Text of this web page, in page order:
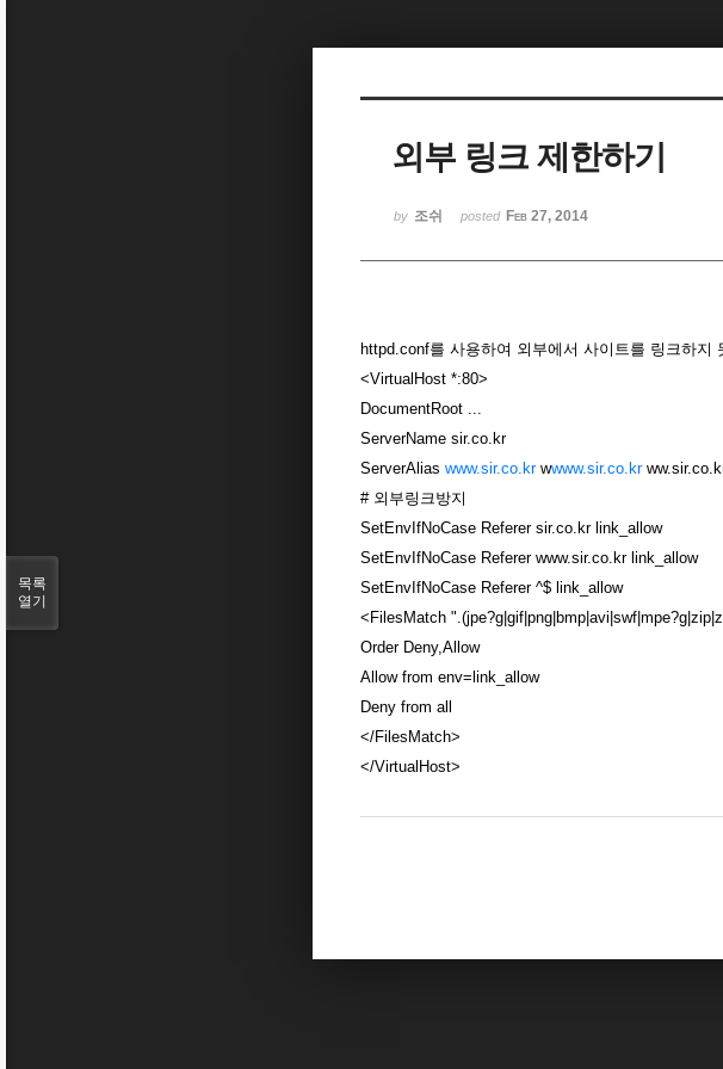
외부 링크 제한하기
by 조쉬 posted Feb 27, 2014
httpd.conf를 사용하여 외부에서 사이트를 링크하지
<VirtualHost *:80>
DocumentRoot ...
ServerName sir.co.kr
ServerAlias www.sir.co.krwwww.sir.co.kr
# 외부링크방지
SetEnvIfNoCase Referer sir.co.kr link_allow
SetEnvIfNoCase Referer www.sir.co.kr link_allow
SetEnvIfNoCase Referer ^$ link_allow
<FilesMatch
Order Deny,Allow
Allow from env=link_allow
Deny from all
</FilesMatch>
</VirtualHost>
목록
열기
Sketchbook5, 스케치북5
Sketchbook5, 스케치북5